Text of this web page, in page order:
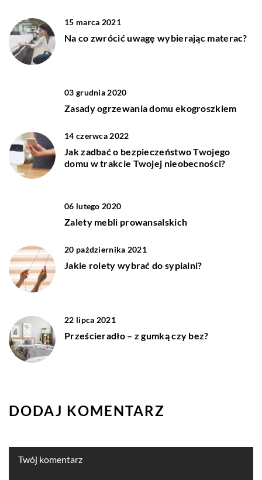
15 marca 2021
Na co zwrócić uwagę wybierając materac?
03 grudnia 2020
Zasady ogrzewania domu ekogroszkiem
14 czerwca 2022
Jak zadbać o bezpieczeństwo Twojego
domu w trakcie Twojej nieobecności?
06 lutego 2020
Zalety mebli prowansalskich
20 października 2021
Jakie rolety wybrać do sypialni?
22 lipca 2021
Prześcieradło – z gumką czy bez?
DODAJ KOMENTARZ